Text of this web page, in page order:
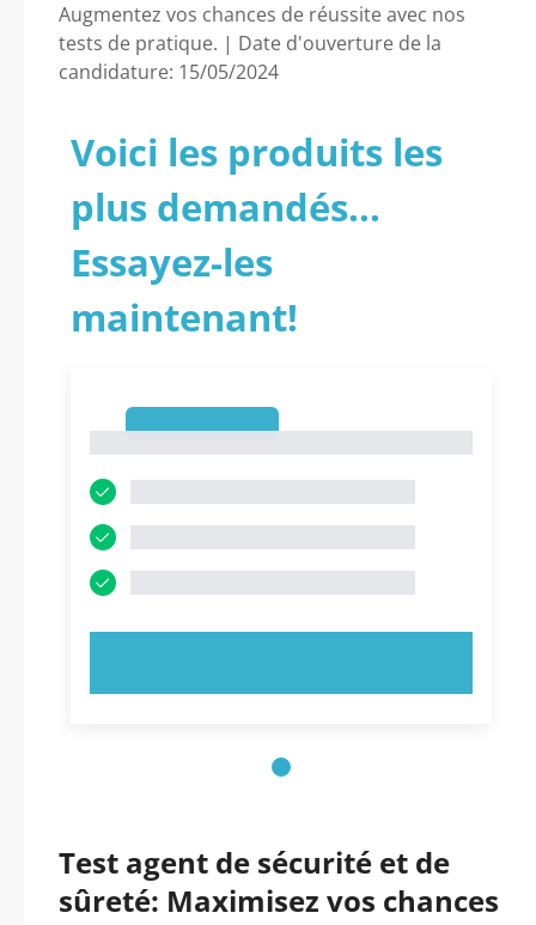
Augmentez vos chances de réussite avec nos
tests de pratique. | Date d'ouverture de la
candidature: 15/05/2024
Voici les produits les
plus demandés...
Essayez-les
maintenant!
Test agent de sécurité et de
sûreté: Maximisez vos chances